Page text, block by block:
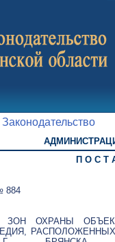
Законодательство
П О С Т
884
ЗОН ОХРАНЫ